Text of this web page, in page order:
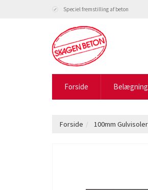
Speciel fremstilling af beton
Forside Belægning
Forside 100mm